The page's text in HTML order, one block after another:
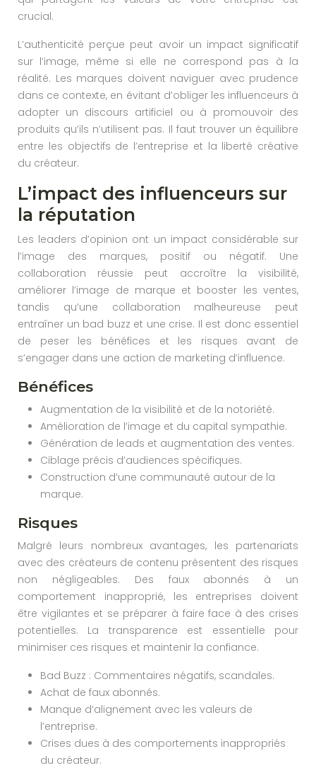
crucial.
L’authenticité perçue peut avoir un impact significatif
sur l’image, même si elle ne correspond pas à la
réalité. Les marques doivent naviguer avec prudence
dans ce contexte, en évitant d’obliger les influenceurs à
adopter un discours artificiel ou à promouvoir des
produits qu’ils n’utilisent pas. Il faut trouver un équilibre
entre les objectifs de l’entreprise et la liberté créative
du créateur.
L’impact des influenceurs sur
la réputation
Les leaders d’opinion ont un impact considérable sur
l’image des marques, positif ou négatif. Une
collaboration réussie peut accroître la visibilité,
améliorer l’image de marque et booster les ventes,
tandis qu’une collaboration malheureuse peut
entraîner un bad buzz et une crise. Il est donc essentiel
de peser les bénéfices et les risques avant de
s’engager dans une action de marketing d’influence.
Bénéfices
Augmentation de la visibilité et de la notoriété.
Amélioration de l’image et du capital sympathie.
Génération de leads et augmentation des ventes.
Ciblage précis d’audiences spécifiques.
Construction d’une communauté autour de la
marque.
Risques
Malgré leurs nombreux avantages, les partenariats
avec des créateurs de contenu présentent des risques
non négligeables. Des faux abonnés à un
comportement inapproprié, les entreprises doivent
être vigilantes et se préparer à faire face à des crises
potentielles. La transparence est essentielle pour
minimiser ces risques et maintenir la confiance.
Bad Buzz : Commentaires négatifs, scandales.
Achat de faux abonnés.
Manque d’alignement avec les valeurs de
l’entreprise.
Crises dues à des comportements inappropriés
du créateur.